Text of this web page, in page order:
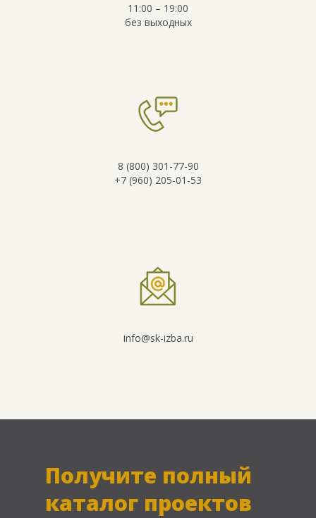
11:00 – 19:00
без выходных
8 (800) 301-77-90
+7 (960) 205-01-53
info@sk-izba.ru
Получите полный
каталог проектов